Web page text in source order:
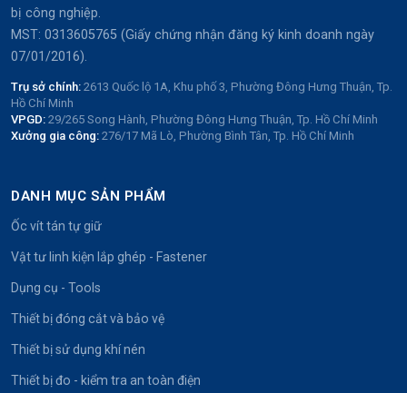
bị công nghiệp.
MST: 0313605765 (Giấy chứng nhận đăng ký kinh doanh ngày
07/01/2016).
Trụ sở chính: 2613 Quốc lộ 1A, Khu phố 3, Phường Đông Hưng Thuận, Tp.
Hồ Chí Minh
VPGD: 29/265 Song Hành, Phường Đông Hưng Thuận, Tp. Hồ Chí Minh
Xưởng gia công: 276/17 Mã Lò, Phường Bình Tân, Tp. Hồ Chí Minh
DANH MỤC SẢN PHẨM
Ốc vít tán tự giữ
Vật tư linh kiện lắp ghép - Fastener
Dụng cụ - Tools
Thiết bị đóng cắt và bảo vệ
Thiết bị sử dụng khí nén
Thiết bị đo - kiểm tra an toàn điện